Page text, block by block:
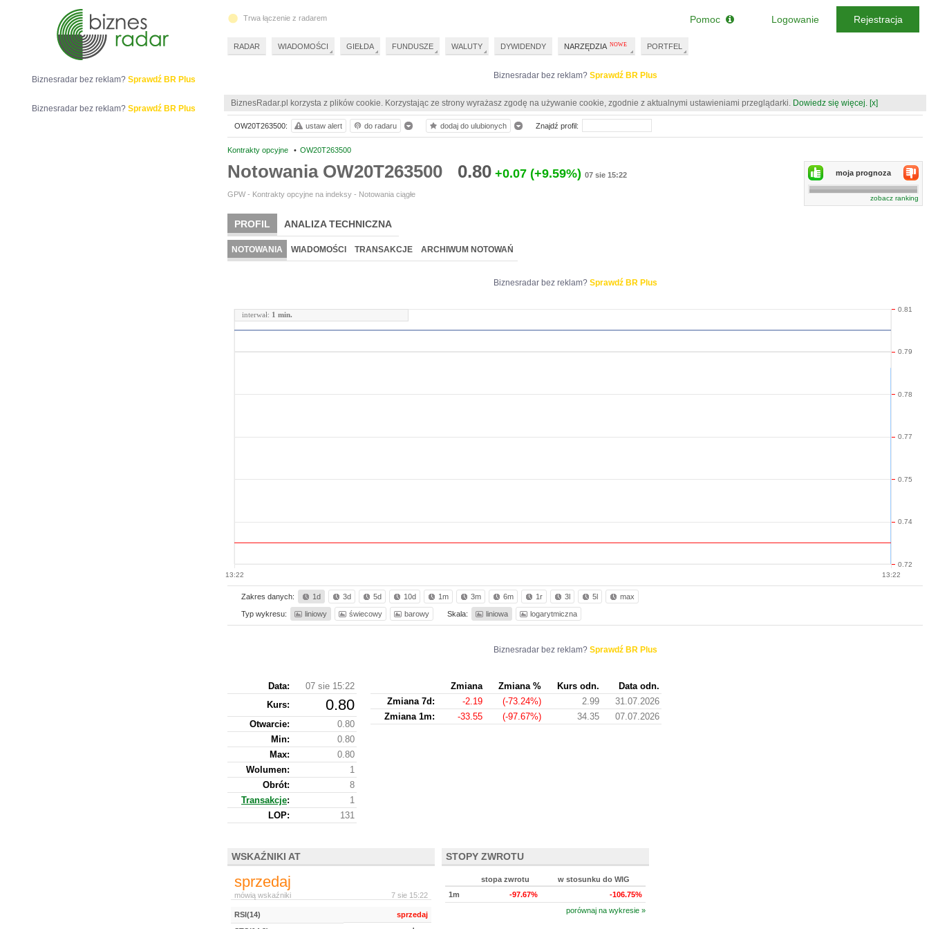
Biznesradar bez reklam? Sprawdź BR Plus
BiznesRadar.pl korzysta z plików cookie. Korzystając ze strony wyrażasz zgodę na używanie cookie, zgodnie z aktualnymi ustawieniami przeglądarki. Dowiedz się więcej. [x]
Kontrakty opcyjne • OW20T263500
Notowania OW20T263500 0.80 +0.07 (+9.59%) 07 sie 15:22
GPW - Kontrakty opcyjne na indeksy - Notowania ciągłe
moja prognoza
zobacz ranking
PROFIL ANALIZA TECHNICZNA
NOTOWANIA WIADOMOŚCI TRANSAKCJE ARCHIWUM NOTOWAŃ
Biznesradar bez reklam? Sprawdź BR Plus
13:22 13:22
0.72
0.74
0.75
0.77
0.78
0.79
0.81
interwał: 1 min.
Zakres danych: 1d 3d 5d 10d 1m 3m 6m 1r 3l 5l max
Typ wykresu: liniowy świecowy barowy Skala: liniowa logarytmiczna
Biznesradar bez reklam? Sprawdź BR Plus
Data:
07 sie 15:22
Kurs: 0.80
Otwarcie:
0.80
Min:
0.80
Max:
0.80
Wolumen:
1
Obrót:
8
Transakcje:
1
LOP:
131
Zmiana Zmiana % Kurs odn.
Data odn.
Zmiana 7d:
-2.19 (-73.24%) 2.99
31.07.2026
Zmiana 1m:
-33.55 (-97.67%) 34.35 07.07.2026
WSKAŹNIKI AT
sprzedaj
7 sie 15:22
mówią wskaźniki
RSI(14)
sprzedaj
STOPY ZWROTU
stopa zwrotu
w stosunku do WIG
1m
-97.67%
-106.75%
porównaj na wykresie »
OW20T263500: ustaw alert do radaru dodaj do ulubionych Znajdź profil:
Biznesradar bez reklam? Sprawdź BR Plus
Biznesradar bez reklam? Sprawdź BR Plus
Trwa łączenie z radarem
RADAR WIADOMOŚCI GIEŁDA FUNDUSZE WALUTY DYWIDENDY NARZĘDZIA PORTFEL
Pomoc Logowanie Rejestracja